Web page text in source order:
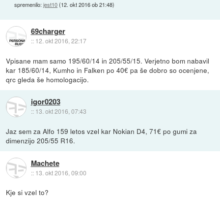
spremenilo:jest10(12. okt 2016 ob 21:48)
69charger
:: 12. okt 2016, 22:17
Vpisane mam samo 195/60/14 in 205/55/15. Verjetno bom nabavil
kar 185/60/14, Kumho in Falken po 40€ pa še dobro so ocenjene,
qrc gleda še homologacijo.
igor0203
:: 13. okt 2016, 07:43
Jaz sem za Alfo 159 letos vzel kar Nokian D4, 71€ po gumi za
dimenzijo 205/55 R16.
Machete
:: 13. okt 2016, 09:00
Kje si vzel to?